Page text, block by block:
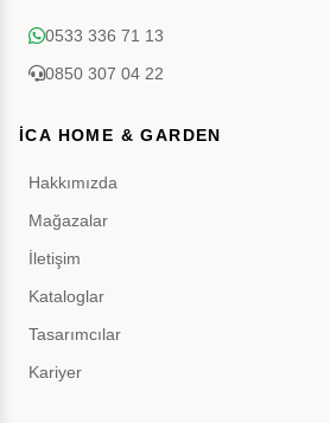
0533 336 71 13
0850 307 04 22
İCA HOME & GARDEN
Hakkımızda
Mağazalar
İletişim
Kataloglar
Tasarımcılar
Kariyer